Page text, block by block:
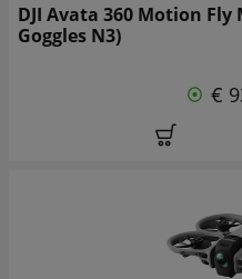
DJI Avata 360 Motion Fly
Goggles N3)
€